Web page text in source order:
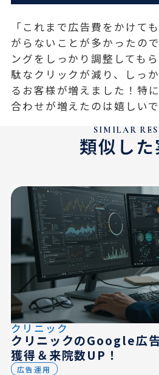
「これまで広告費をかけて
がらないことが多かったの
ングをしっかり調整しても
駄なクリックが減り、しっ
るお客様が増えました！特
合わせが増えたのは嬉しいで
SIMILAR
類似し
クリニック
クリニックのGoogle広
獲得＆来院数UP！
広告運用